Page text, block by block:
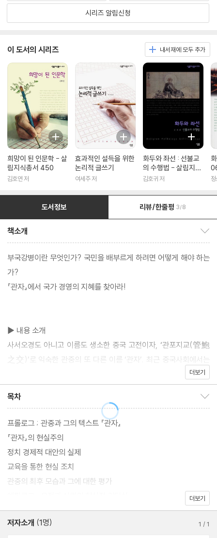
시리즈 알림신청
이 도서의 시리즈 내서재에 모두 추가
희망이 된 인문학 - 살
림지식총서 450
김호연 저
효과적인 설득을 위한
논리적 글쓰기
여세주 저
화두와 좌선 : 선불교
의 수행법 - 살림지식
총서 316
김호귀 저
도서정보 리뷰/한줄평 3/8
책소개
부국강병이란 무엇인가? 국민을 배부르게 하려면 어떻게 해야 하는
가?
『관자』에서 국가 경영의 지혜를 찾아라!
▶ 내용 소개
사서오경도 아니고 이름도 생소한 중국 고전이자, ‘관포지교(管鮑
之交)’로 익숙한 관중의 또 다른 이름 ‘관자’. 최근 중국사회에서는
관자 기념관을 비롯하여 각종 연구서와 번역서를 출간하는 등 관자
국이 부강하고 발전한다.'라고 말할 정도다.
관자사상의 핵심은 부국
더보기
목차
프롤로그 ; 관중과 그의 텍스트 『관자』
『관자』의 현실주의
정치 경제적 대안의 실제
교육을 통한 현실 조치
관중의 최후 모습과 그에 대한 평가
더보기
저자소개 (1명) 1 /1